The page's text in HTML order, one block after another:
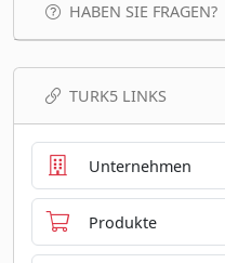
HABEN SIE FRAGEN?
TURK5 LINKS
Unternehmen
Produkte